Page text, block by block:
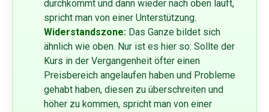
durchkommt und dann wieder nach oben läuft,
spricht man von einer Unterstützung.
Widerstandszone: Das Ganze bildet sich
ähnlich wie oben. Nur ist es hier so: Sollte der
Kurs in der Vergangenheit öfter einen
Preisbereich angelaufen haben und Probleme
gehabt haben, diesen zu überschreiten und
höher zu kommen, spricht man von einer